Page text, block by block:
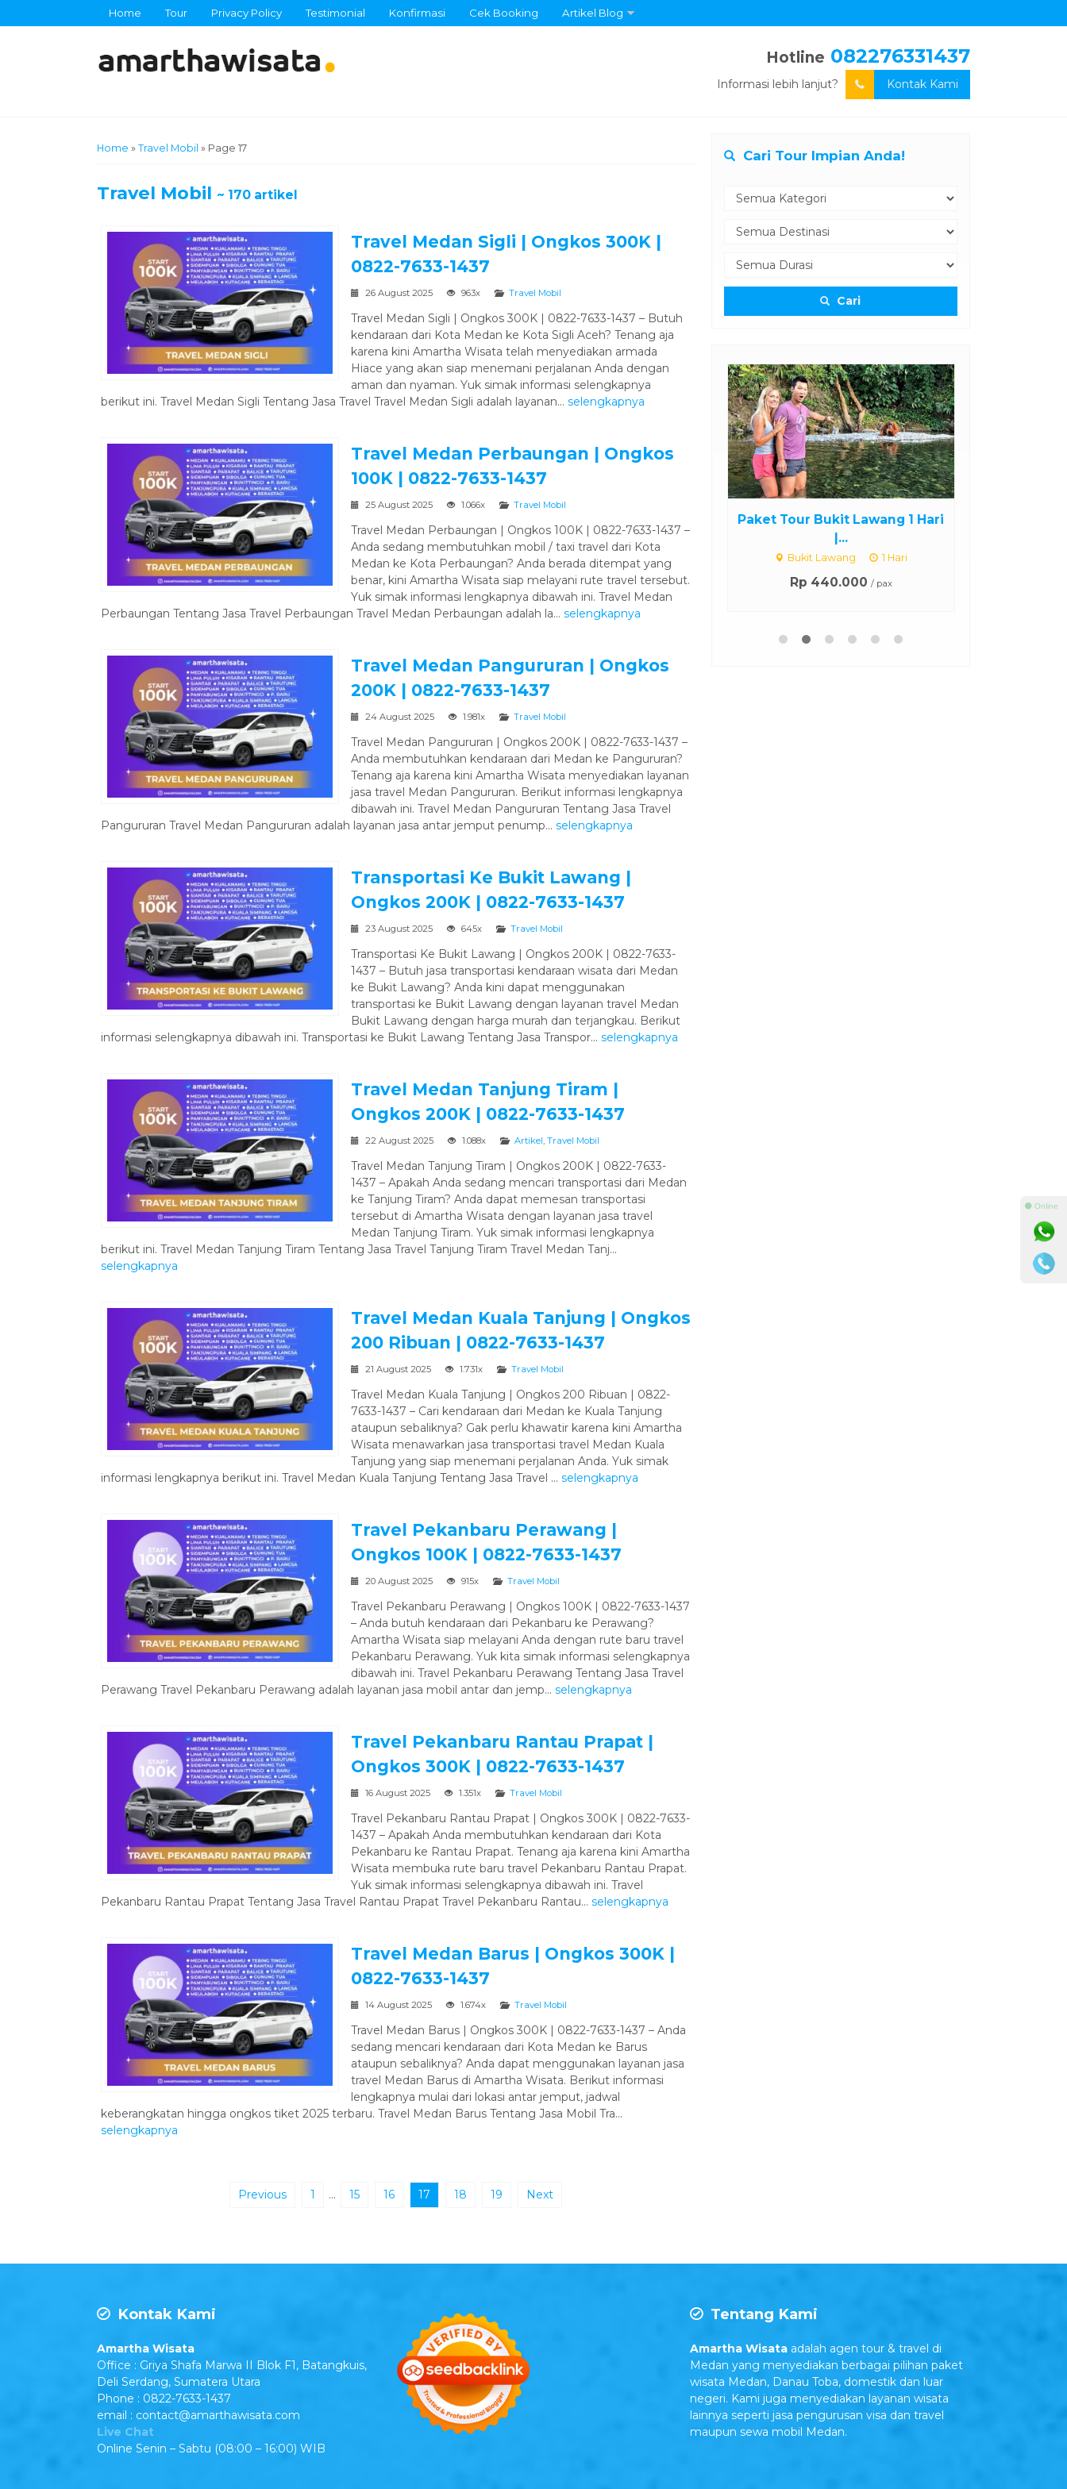
Home Tour Privacy Policy Testimonial Konfirmasi Cek Booking Artikel Blog
Hotline 082276331437
Informasi lebih lanjut? Kontak Kami
Home » Travel Mobil » Page 17
Travel Mobil ~ 170 artikel
Travel Medan Sigli | Ongkos 300K |
0822-7633-1437
26 August 2025 963x Travel Mobil
Travel Medan Sigli | Ongkos 300K | 0822-7633-1437 – Butuh
kendaraan dari Kota Medan ke Kota Sigli Aceh? Tenang aja
karena kini Amartha Wisata telah menyediakan armada
Hiace yang akan siap menemani perjalanan Anda dengan
aman dan nyaman. Yuk simak informasi selengkapnya
berikut ini. Travel Medan Sigli Tentang Jasa Travel Travel Medan Sigli adalah layanan... selengkapnya
Travel Medan Perbaungan | Ongkos
100K | 0822-7633-1437
25 August 2025 1.066x Travel Mobil
Travel Medan Perbaungan | Ongkos 100K | 0822-7633-1437 –
Anda sedang membutuhkan mobil / taxi travel dari Kota
Medan ke Kota Perbaungan? Anda berada ditempat yang
benar, kini Amartha Wisata siap melayani rute travel tersebut.
Yuk simak informasi lengkapnya dibawah ini. Travel Medan
Perbaungan Tentang Jasa Travel Perbaungan Travel Medan Perbaungan adalah la... selengkapnya
Travel Medan Pangururan | Ongkos
200K | 0822-7633-1437
24 August 2025 1.981x Travel Mobil
Travel Medan Pangururan | Ongkos 200K | 0822-7633-1437 –
Anda membutuhkan kendaraan dari Medan ke Pangururan?
Tenang aja karena kini Amartha Wisata menyediakan layanan
jasa travel Medan Pangururan. Berikut informasi lengkapnya
dibawah ini. Travel Medan Pangururan Tentang Jasa Travel
Pangururan Travel Medan Pangururan adalah layanan jasa antar jemput penump... selengkapnya
Transportasi Ke Bukit Lawang |
Ongkos 200K | 0822-7633-1437
23 August 2025 645x Travel Mobil
Transportasi Ke Bukit Lawang | Ongkos 200K | 0822-7633-
1437 – Butuh jasa transportasi kendaraan wisata dari Medan
ke Bukit Lawang? Anda kini dapat menggunakan
transportasi ke Bukit Lawang dengan layanan travel Medan
Bukit Lawang dengan harga murah dan terjangkau. Berikut
informasi selengkapnya dibawah ini. Transportasi ke Bukit Lawang Tentang Jasa Transpor... selengkapnya
Travel Medan Tanjung Tiram |
Ongkos 200K | 0822-7633-1437
22 August 2025 1.088x Artikel, Travel Mobil
Travel Medan Tanjung Tiram | Ongkos 200K | 0822-7633-
1437 – Apakah Anda sedang mencari transportasi dari Medan
ke Tanjung Tiram? Anda dapat memesan transportasi
tersebut di Amartha Wisata dengan layanan jasa travel
Medan Tanjung Tiram. Yuk simak informasi lengkapnya
berikut ini. Travel Medan Tanjung Tiram Tentang Jasa Travel Tanjung Tiram Travel Medan Tanj...
selengkapnya
Travel Medan Kuala Tanjung | Ongkos
200 Ribuan | 0822-7633-1437
21 August 2025 1.731x Travel Mobil
Travel Medan Kuala Tanjung | Ongkos 200 Ribuan | 0822-
7633-1437 – Cari kendaraan dari Medan ke Kuala Tanjung
ataupun sebaliknya? Gak perlu khawatir karena kini Amartha
Wisata menawarkan jasa transportasi travel Medan Kuala
Tanjung yang siap menemani perjalanan Anda. Yuk simak
informasi lengkapnya berikut ini. Travel Medan Kuala Tanjung Tentang Jasa Travel ... selengkapnya
Travel Pekanbaru Perawang |
Ongkos 100K | 0822-7633-1437
20 August 2025 915x Travel Mobil
Travel Pekanbaru Perawang | Ongkos 100K | 0822-7633-1437
– Anda butuh kendaraan dari Pekanbaru ke Perawang?
Amartha Wisata siap melayani Anda dengan rute baru travel
Pekanbaru Perawang. Yuk kita simak informasi selengkapnya
dibawah ini. Travel Pekanbaru Perawang Tentang Jasa Travel
Perawang Travel Pekanbaru Perawang adalah layanan jasa mobil antar dan jemp... selengkapnya
Travel Pekanbaru Rantau Prapat |
Ongkos 300K | 0822-7633-1437
16 August 2025 1.351x Travel Mobil
Travel Pekanbaru Rantau Prapat | Ongkos 300K | 0822-7633-
1437 – Apakah Anda membutuhkan kendaraan dari Kota
Pekanbaru ke Rantau Prapat. Tenang aja karena kini Amartha
Wisata membuka rute baru travel Pekanbaru Rantau Prapat.
Yuk simak informasi selengkapnya dibawah ini. Travel
Pekanbaru Rantau Prapat Tentang Jasa Travel Rantau Prapat Travel Pekanbaru Rantau... selengkapnya
Travel Medan Barus | Ongkos 300K |
0822-7633-1437
14 August 2025 1.674x Travel Mobil
Travel Medan Barus | Ongkos 300K | 0822-7633-1437 – Anda
sedang mencari kendaraan dari Kota Medan ke Barus
ataupun sebaliknya? Anda dapat menggunakan layanan jasa
travel Medan Barus di Amartha Wisata. Berikut informasi
lengkapnya mulai dari lokasi antar jemput, jadwal
keberangkatan hingga ongkos tiket 2025 terbaru. Travel Medan Barus Tentang Jasa Mobil Tra...
selengkapnya
Previous 1 … 15 16 17 18 19 Next
Cari Tour Impian Anda!
Cari
Paket Tour Bangkok 3 Hari 2
Mala...
Bangkok 3 Hari 2 Malam
Rp 1.799.000 / pax
Paket Tour Bukit Lawang 1 Hari
|...
Bukit Lawang 1 Hari
Rp 440.000 / pax
Kontak Kami
Amartha Wisata
Office : Griya Shafa Marwa II Blok F1, Batangkuis,
Deli Serdang, Sumatera Utara
Phone : 0822-7633-1437
email : contact@amarthawisata.com
Live Chat
Online Senin – Sabtu (08:00 – 16:00) WIB
Tentang Kami
Amartha Wisataadalah agen tour & travel di
Medan yang menyediakan berbagai pilihan paket
wisata Medan, Danau Toba, domestik dan luar
negeri. Kami juga menyediakan layanan wisata
lainnya seperti jasa pengurusan visa dan travel
maupun sewa mobil Medan.
⚫ Online